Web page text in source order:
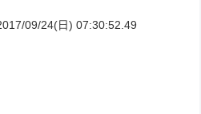
09/24(日) 07:30:52.49